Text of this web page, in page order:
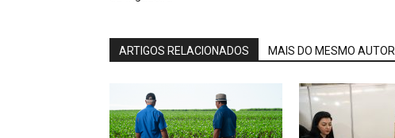
ARTIGOS RELACIONADOS MAIS DO MESMO AUTOR